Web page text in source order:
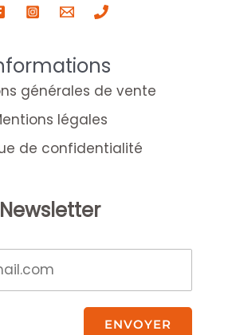
générales de vente
légales
de confidentialité
Newsletter
ENVOYER